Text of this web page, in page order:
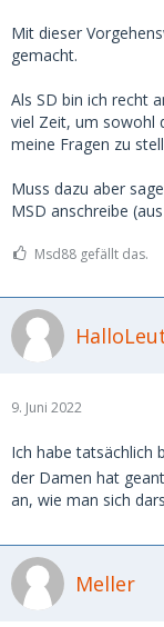
Mit dieser
gemacht.
Als SD bin ich recht
viel Zeit, um sowohl
meine Fragen zu
Muss dazu aber
MSD anschreibe
Msd88 gefällt das.
9. Juni 2022
Ich habe tatsächlich
der Damen hat
an, wie man sich
Meller